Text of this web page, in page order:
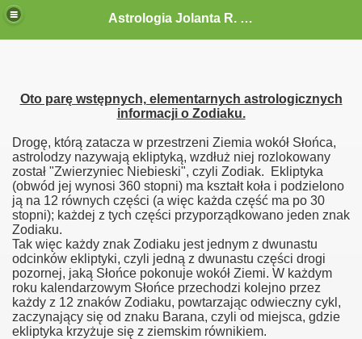
Astrologia Jolanta R. G.-Gołębiewska
Oto parę wstępnych, elementarnych astrologicznych
informacji o Zodiaku.
Drogę, którą zatacza w przestrzeni Ziemia wokół Słońca,
astrolodzy nazywają ekliptyką, wzdłuż niej rozlokowany
został "Zwierzyniec Niebieski", czyli Zodiak. Ekliptyka
(obwód jej wynosi 360 stopni) ma kształt koła i podzielono
ją na 12 równych części (a więc każda część ma po 30
stopni); każdej z tych części przyporządkowano jeden znak
Zodiaku.
Tak więc każdy znak Zodiaku jest jednym z dwunastu
odcinków ekliptyki, czyli jedną z dwunastu części drogi
pozornej, jaką Słońce pokonuje wokół Ziemi. W każdym
roku kalendarzowym Słońce przechodzi kolejno przez
każdy z 12 znaków Zodiaku, powtarzając odwieczny cykl,
zaczynający się od znaku Barana, czyli od miejsca, gdzie
ekliptyka krzyżuje się z ziemskim równikiem.